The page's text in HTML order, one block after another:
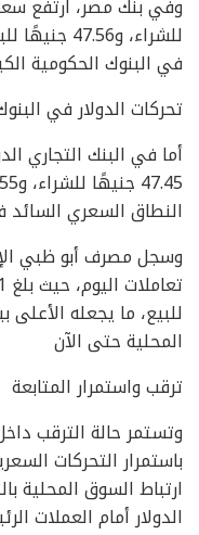
للشراء،
في البنوك الحكومية
تحركات الدولار في
النطاق السعري
وسجل مصرف أبو ظبي
للبيع، ما يجعله
المحلية حتى الآن
ترقب واستمرار المتابعة
وتستمر حالة الترقب
باستمرار التحركات
ارتباط السوق المحلية
الدولار أمام العملات